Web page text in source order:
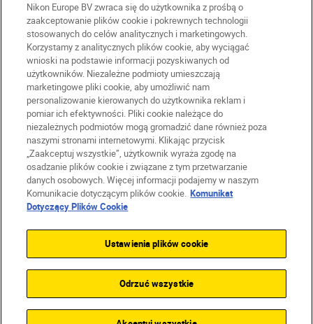
PL Nikon Sites
Skontaktuj się z nami
Oświadczenie dotyczące prywatności
Warunki użytkowania
Warunki korzystania z Nikon Store
Komunikat dotyczący plików cookie
Dostępność
Ustawienia plików cookie
© 2026 Nikon
SKIP
Nikon Europe BV zwraca się do użytkownika z prośbą o
zaakceptowanie plików cookie i pokrewnych technologii
stosowanych do celów analitycznych i marketingowych.
Korzystamy z analitycznych plików cookie, aby wyciągać
wnioski na podstawie informacji pozyskiwanych od
użytkowników. Niezależne podmioty umieszczają
marketingowe pliki cookie, aby umożliwić nam
personalizowanie kierowanych do użytkownika reklam i
pomiar ich efektywności. Pliki cookie należące do
niezależnych podmiotów mogą gromadzić dane również poza
naszymi stronami internetowymi. Klikając przycisk
„Zaakceptuj wszystkie”, użytkownik wyraża zgodę na
osadzanie plików cookie i związane z tym przetwarzanie
danych osobowych. Więcej informacji podajemy w naszym
Komunikacie dotyczącym plików cookie. Komunikat
Dotyczący Plików Cookie
Ustawienia plików cookie
Odrzuć wszystkie